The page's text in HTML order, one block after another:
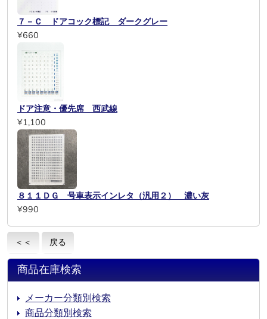
７－Ｃ ドアコック標記 ダークグレー
¥660
ドア注意・優先席 西武線
¥1,100
８１１ＤＧ 号車表示インレタ（汎用２） 濃い灰
¥990
＜＜ 戻る
商品在庫検索
メーカー分類別検索
商品分類別検索